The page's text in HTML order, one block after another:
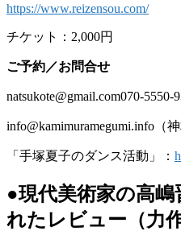
https://www.reizensou.com/
チケット：2,000円
ご予約／お問合せ
natsukote@gmail.com070-5550-
info@kamimuramegumi.info（神
「手塚夏子のダンス活動」：
●現代美術家の高
れたレビュー（力作